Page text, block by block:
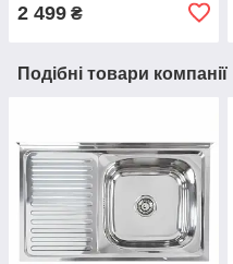
2 499 ₴
Подібні товари компанії